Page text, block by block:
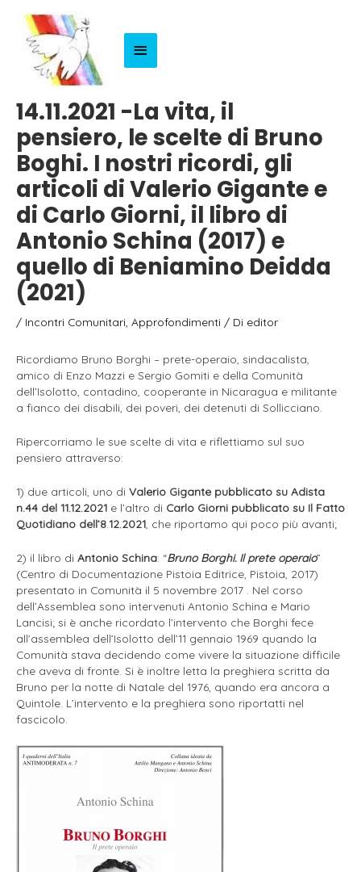
Menu
14.11.2021 -La vita, il
pensiero, le scelte di Bruno
Boghi. I nostri ricordi, gli
articoli di Valerio Gigante e
di Carlo Giorni, il libro di
Antonio Schina (2017) e
quello di Beniamino Deidda
(2021)
/ Incontri Comunitari Approfondimenti / Di editor
Ricordiamo Bruno Borghi – prete-operaio, sindacalista,
amico di Enzo Mazzi e Sergio Gomiti e della Comunità
dell’Isolotto, contadino, cooperante in Nicaragua e militante
a fianco dei disabili, dei poveri, dei detenuti di Sollicciano.
Ripercorriamo le sue scelte di vita e riflettiamo sul suo
pensiero attraverso:
1) due articoli, uno di Valerio Gigante pubblicato su Adista
n.44 del 11.12.2021 e l’altro di Carlo Giorni pubblicato su Il Fatto
Quotidiano dell’8 12.2021 , che riportamo qui poco più avanti;
2) il libro di Antonio Schina: “Bruno Borghi. Il prete operaio”
(Centro di Documentazione Pistoia Editrice, Pistoia, 2017)
presentato in Comunità il 5 novembre 2017 . Nel corso
dell’Assemblea sono intervenuti Antonio Schina e Mario
Lancisi; si è anche ricordato l’intervento che Borghi fece
all’assemblea dell’Isolotto dell’11 gennaio 1969 quando la
Comunità stava decidendo come vivere la situazione difficile
che aveva di fronte. Si è inoltre letta la preghiera scritta da
Bruno per la notte di Natale del 1976, quando era ancora a
Quintole. L’intervento e la preghiera sono riportatti nel
fascicolo.